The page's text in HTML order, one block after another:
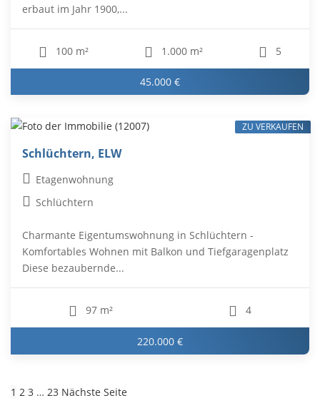
erbaut im Jahr 1900,...
100 m² 1.000 m² 5
45.000 €
Schlüchtern, ELW
Etagenwohnung
Schlüchtern
Charmante Eigentumswohnung in Schlüchtern -
Komfortables Wohnen mit Balkon und Tiefgaragenplatz
Diese bezaubernde...
97 m² 4
220.000 €
ZU VERKAUFEN
1 2 3 … 23 Nächste Seite